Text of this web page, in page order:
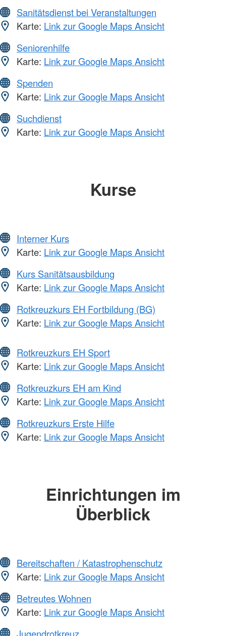
Sanitätsdienst bei Veranstaltungen
Karte: Link zur Google Maps Ansicht
Seniorenhilfe
Karte: Link zur Google Maps Ansicht
Spenden
Karte: Link zur Google Maps Ansicht
Suchdienst
Karte: Link zur Google Maps Ansicht
Kurse
Interner Kurs
Karte: Link zur Google Maps Ansicht
Kurs Sanitätsausbildung
Karte: Link zur Google Maps Ansicht
Rotkreuzkurs EH Fortbildung (BG)
Karte: Link zur Google Maps Ansicht
Rotkreuzkurs EH Sport
Karte: Link zur Google Maps Ansicht
Rotkreuzkurs EH am Kind
Karte: Link zur Google Maps Ansicht
Rotkreuzkurs Erste Hilfe
Karte: Link zur Google Maps Ansicht
Einrichtungen im
Überblick
Bereitschaften / Katastrophenschutz
Karte: Link zur Google Maps Ansicht
Betreutes Wohnen
Karte: Link zur Google Maps Ansicht
Jugendrotkreuz